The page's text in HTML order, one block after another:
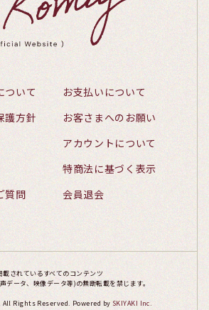
ついて
お支払いについて
護方針
お客さまへのお願い
アカウントについて
特商法に基づく表示
質問
会員退会
載されているすべてのコンテンツ
データ、映像データ等)の無断転載を禁じます。
All Rights Reserved. Powered by SKIYAKI Inc.